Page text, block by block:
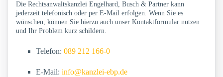
Die Rechtsanwaltskanzlei Engelhard, Busch & Partner kann
jederzeit telefonisch oder per E-Mail erfolgen. Wenn Sie es
wünschen, können Sie hierzu auch unser Kontaktformular nutzen
und Ihr Problem kurz schildern.
Telefon: 089 212 166-0
E-Mail: info@kanzlei-ebp.de